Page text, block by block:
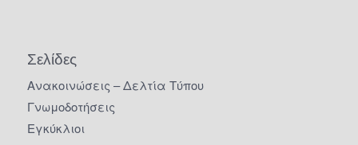
Σελίδες
Ανακοινώσεις – Δελτία Τύπου
Γνωμοδοτήσεις
Εγκύκλιοι